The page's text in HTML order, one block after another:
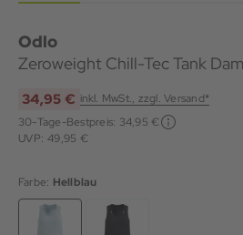
Odlo
Zeroweight Chill-Tec Tank
34,95 € inkl. MwSt., zzgl. Versand*
30-Tage-Bestpreis: 34,95 €
UVP: 49,95 €
Farbe: Hellblau